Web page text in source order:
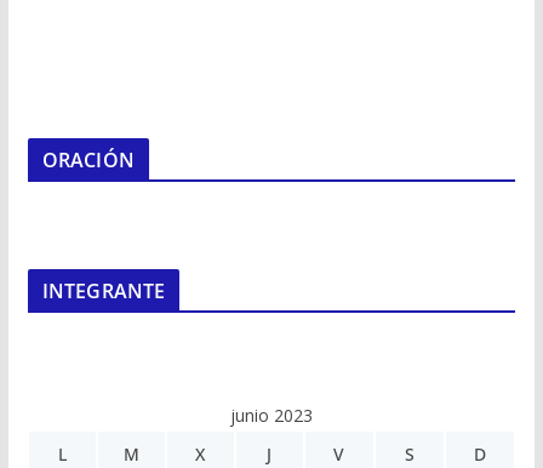
ORACIÓN
INTEGRANTE
junio 2023
L
M X J V S D